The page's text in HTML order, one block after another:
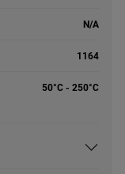
N/A
1164
50°C - 250°C